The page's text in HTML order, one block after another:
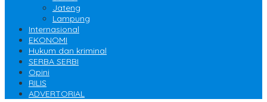
Jateng
Lampung
Internasional
EKONOMI
Hukum dan kriminal
SERBA SERBI
Opini
RILIS
ADVERTORIAL